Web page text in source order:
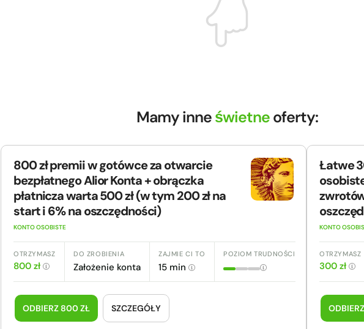
Mamy inneświetneoferty:
800 zł premii w gotówce za otwarcie
bezpłatnego Alior Konta + obrączka
płatnicza warta 500 zł (w tym 200 zł na
start i 6% na oszczędności)
KONTO OSOBISTE
OTRZYMASZ
800 zł
DO ZROBIENIA
Założenie konta
ZAJMIE CI TO
15 min
POZIOM TRUDNOŚCI
ODBIERZ 800 ZŁ SZCZEGÓŁY
Łatwe
KONTO
OTRZYMASZ
300 zł